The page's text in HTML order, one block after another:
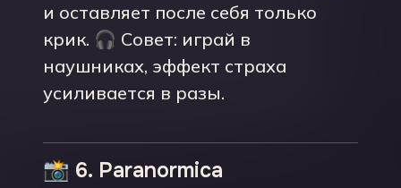
и оставляет после себя только
крик. 🎧 Совет: играй в
наушниках, эффект страха
усиливается в разы.
📸 6. Paranormica